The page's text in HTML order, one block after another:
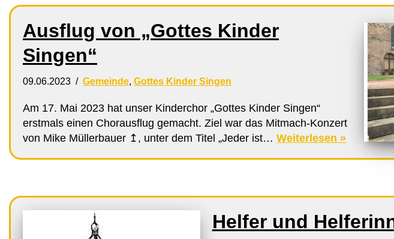
Ausflug von „Gottes Kinder
Singen“
09.06.2023 Gemeinde, Gottes Kinder Singen
Am 17. Mai 2023 hat unser Kinderchor „Gottes Kinder Singen“
erstmals einen Chorausflug gemacht. Ziel war das Mitmach-Konzert
von Mike Müllerbauer ↥, unter dem Titel „Jeder ist… Weiterlesen »
Helfer und